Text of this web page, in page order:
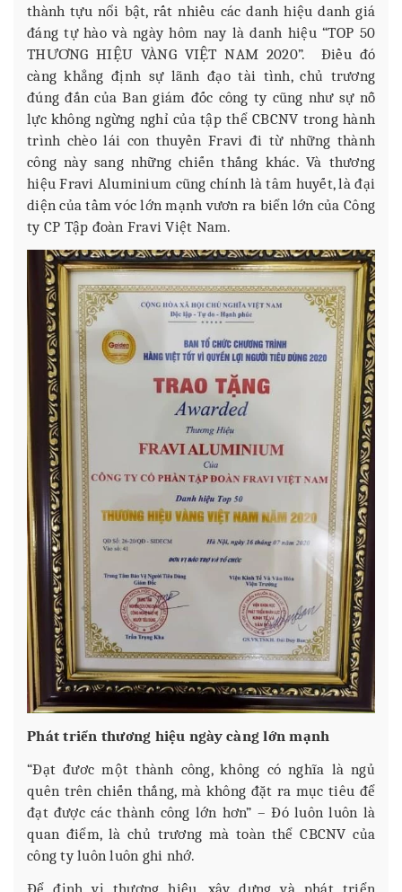
thành tựu nổi bật, rất nhiều các danh hiệu danh giá
đáng tự hào và ngày hôm nay là danh hiệu “TOP 50
THƯƠNG HIỆU VÀNG VIỆT NAM 2020”. Điều đó
càng khẳng định sự lãnh đạo tài tình, chủ trương
đúng đắn của Ban giám đốc công ty cũng như sự nỗ
lực không ngừng nghỉ của tập thể CBCNV trong hành
trình chèo lái con thuyền Fravi đi từ những thành
công này sang những chiến thắng khác. Và thương
hiệu Fravi Aluminium cũng chính là tâm huyết, là đại
diện của tầm vóc lớn mạnh vươn ra biển lớn của Công
ty CP Tập đoàn Fravi Việt Nam.
Phát triển thương hiệu ngày càng lớn mạnh
“Đạt đươc một thành công, không có nghĩa là ngủ
quên trên chiến thắng, mà không đặt ra mục tiêu để
đạt được các thành công lớn hơn” – Đó luôn luôn là
quan điểm, là chủ trương mà toàn thể CBCNV của
công ty luôn luôn ghi nhớ.
Để định vị thương hiệu, xây dựng và phát triển